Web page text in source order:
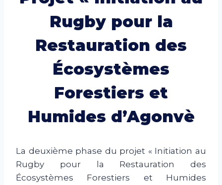
Rugby pour la
Restauration des
Écosystèmes
Forestiers et
Humides d’Agonvè
La deuxième phase du projet « Initiation au
Rugby pour la Restauration des
Écosystèmes Forestiers et Humides